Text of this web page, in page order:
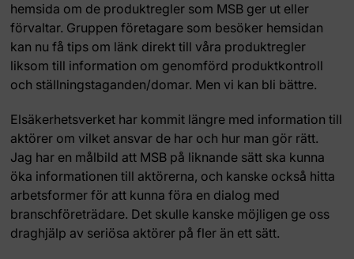
hemsida om de produktregler som MSB ger ut eller
förvaltar. Gruppen företagare som besöker hemsidan
kan nu få tips om länk direkt till våra produktregler
liksom till information om genomförd produktkontroll
och ställningstaganden/domar. Men vi kan bli bättre.
Elsäkerhetsverket har kommit längre med information till
aktörer om vilket ansvar de har och hur man gör rätt.
Jag har en målbild att MSB på liknande sätt ska kunna
öka informationen till aktörerna, och kanske också hitta
arbetsformer för att kunna föra en dialog med
branschföreträdare. Det skulle kanske möjligen ge oss
draghjälp av seriösa aktörer på fler än ett sätt.